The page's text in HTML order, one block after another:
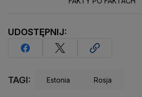
UDOSTĘPNIJ:
TAGI: Estonia Rosja